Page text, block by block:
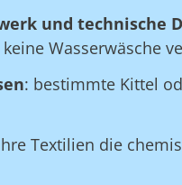
und technische
Wasserwäsche
: bestimmte Kittel
Textilien die